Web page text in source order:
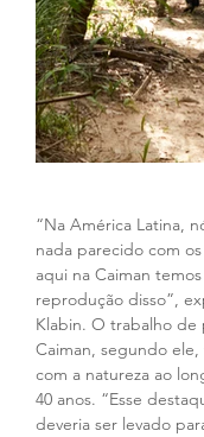
“Na América Latina,
nada parecido com os
aqui na Caiman
reprodução disso”,
Klabin. O trabalho de
Caiman, segundo
com a natureza ao
40 anos. “Esse
deveria ser levado